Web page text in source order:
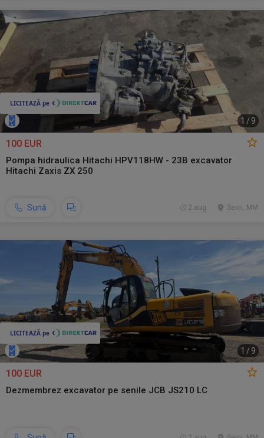
1 / 9
100 EUR
Pompa hidraulica Hitachi HPV118HW - 23B excavator
Hitachi Zaxis ZX 250
Sună Seini, MM
2 aug.
1 / 9
100 EUR
Dezmembrez excavator pe senile JCB JS210 LC